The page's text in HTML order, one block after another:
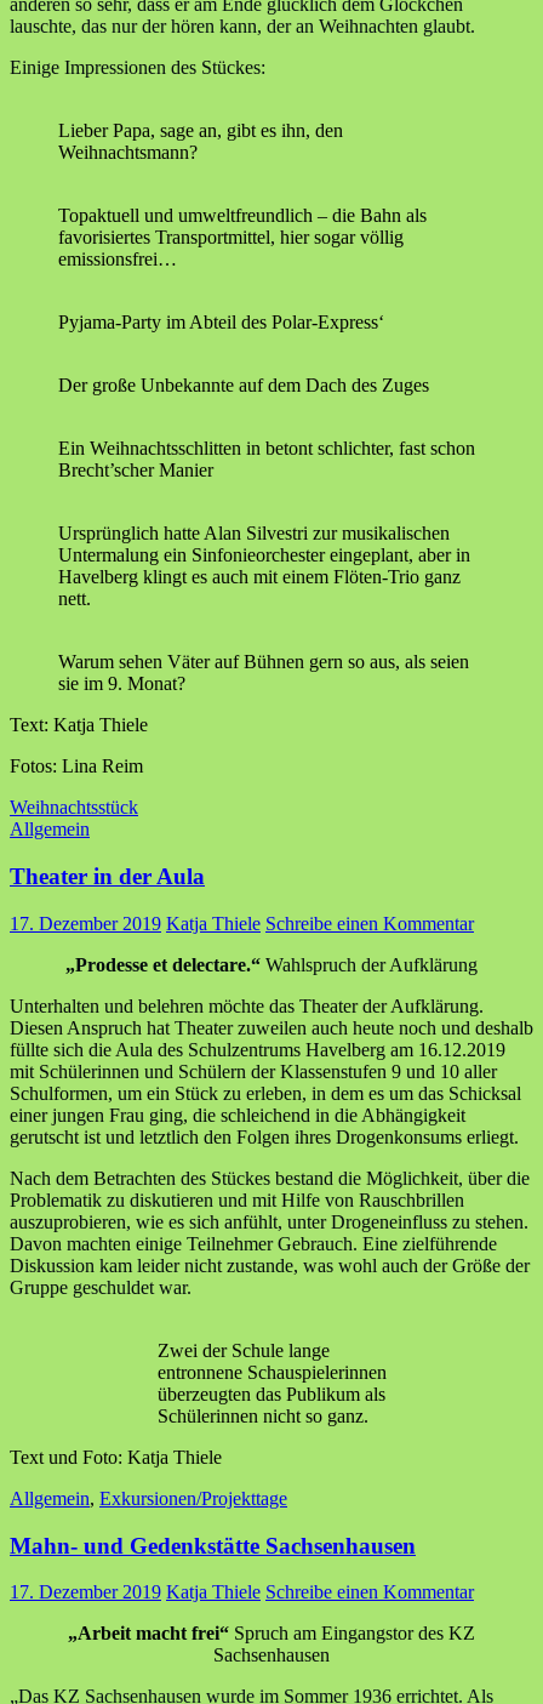
anderen so sehr, dass er am Ende glücklich dem Glöckchen
lauschte, das nur der hören kann, der an Weihnachten glaubt.
Einige Impressionen des Stückes:
Lieber Papa, sage an, gibt es ihn, den
Weihnachtsmann?
Topaktuell und umweltfreundlich – die Bahn als
favorisiertes Transportmittel, hier sogar völlig
emissionsfrei…
Pyjama-Party im Abteil des Polar-Express‘
Der große Unbekannte auf dem Dach des Zuges
Ein Weihnachtsschlitten in betont schlichter, fast schon
Brecht’scher Manier
Ursprünglich hatte Alan Silvestri zur musikalischen
Untermalung ein Sinfonieorchester eingeplant, aber in
Havelberg klingt es auch mit einem Flöten-Trio ganz
nett.
Warum sehen Väter auf Bühnen gern so aus, als seien
sie im 9. Monat?
Text: Katja Thiele
Fotos: Lina Reim
Weihnachtsstück
Allgemein
Theater in der Aula
17. Dezember 2019 Katja Thiele Schreibe einen Kommentar
„Prodesse et delectare.“ Wahlspruch der Aufklärung
Unterhalten und belehren möchte das Theater der Aufklärung.
Diesen Anspruch hat Theater zuweilen auch heute noch und deshalb
füllte sich die Aula des Schulzentrums Havelberg am 16.12.2019
mit Schülerinnen und Schülern der Klassenstufen 9 und 10 aller
Schulformen, um ein Stück zu erleben, in dem es um das Schicksal
einer jungen Frau ging, die schleichend in die Abhängigkeit
gerutscht ist und letztlich den Folgen ihres Drogenkonsums erliegt.
Nach dem Betrachten des Stückes bestand die Möglichkeit, über die
Problematik zu diskutieren und mit Hilfe von Rauschbrillen
auszuprobieren, wie es sich anfühlt, unter Drogeneinfluss zu stehen.
Davon machten einige Teilnehmer Gebrauch. Eine zielführende
Diskussion kam leider nicht zustande, was wohl auch der Größe der
Gruppe geschuldet war.
Zwei der Schule lange
entronnene Schauspielerinnen
überzeugten das Publikum als
Schülerinnen nicht so ganz.
Text und Foto: Katja Thiele
Allgemein, Exkursionen/Projekttage
Mahn- und Gedenkstätte Sachsenhausen
17. Dezember 2019 Katja Thiele Schreibe einen Kommentar
„Arbeit macht frei“ Spruch am Eingangstor des KZ
Sachsenhausen
„Das KZ Sachsenhausen wurde im Sommer 1936 errichtet. Als